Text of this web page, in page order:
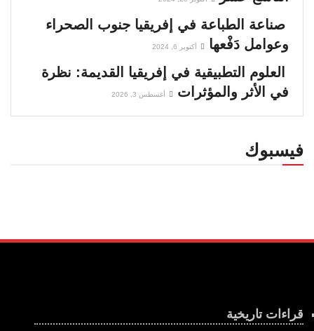
صناعة الطباعة في إفريقيا جنوب الصحراء
وعوامل دَفْعها
أكتوبر 6, 2024
العلوم التطبيقية في إفريقيا القديمة: نظرة
في الأثر والمؤثرات
أغسطس 3, 2026
فيسبوك
قراءات تاريخية